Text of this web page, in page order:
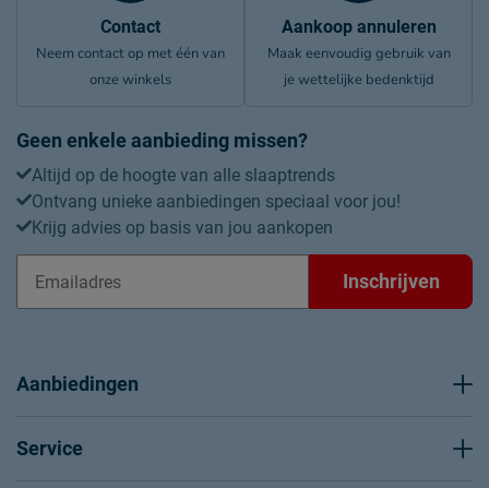
Contact
Neem contact op met één van
onze winkels
Aankoop annuleren
Maak eenvoudig gebruik van
je wettelijke bedenktijd
Geen enkele aanbieding missen?
Altijd op de hoogte van alle slaaptrends
Ontvang unieke aanbiedingen speciaal voor jou!
Krijg advies op basis van jou aankopen
Inschrijven
Aanbiedingen
Service